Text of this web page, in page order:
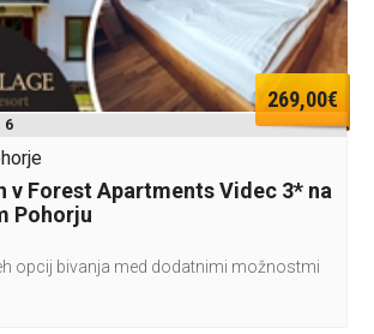
269,00€
6
v Forest Apartments Videc 3* na
Pohorju
opcij bivanja med dodatnimi možnostmi